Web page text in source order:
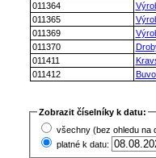
011364
011365
011369
011370
011411
011412
Zobrazit číselníky k datu:
všechny (bez ohledu na
platné k datu: